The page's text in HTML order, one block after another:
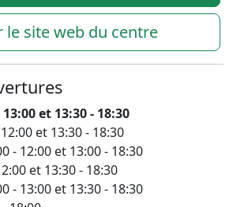
le site web du centre
et 13:30 - 18:30
et 13:30 - 18:30
- 12:00 et 13:00 - 18:30
et 13:30 - 18:30
- 13:00 et 13:30 - 18:30